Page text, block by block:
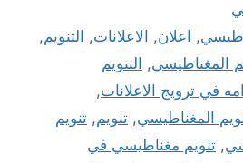
, اعلان, الاعلانات, التنويم,
المغناطيسي, التنويم
في ترويج الاعلانات,
المغناطيسي, تنويم, تنويم
, تنويم مغناطيسي في